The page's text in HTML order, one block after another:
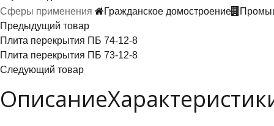
Сферы применения Гражданское домостроение
Предыдущий товар
Плита перекрытия ПБ 74-12-8
Плита перекрытия ПБ 73-12-8
Следующий товар
Описание